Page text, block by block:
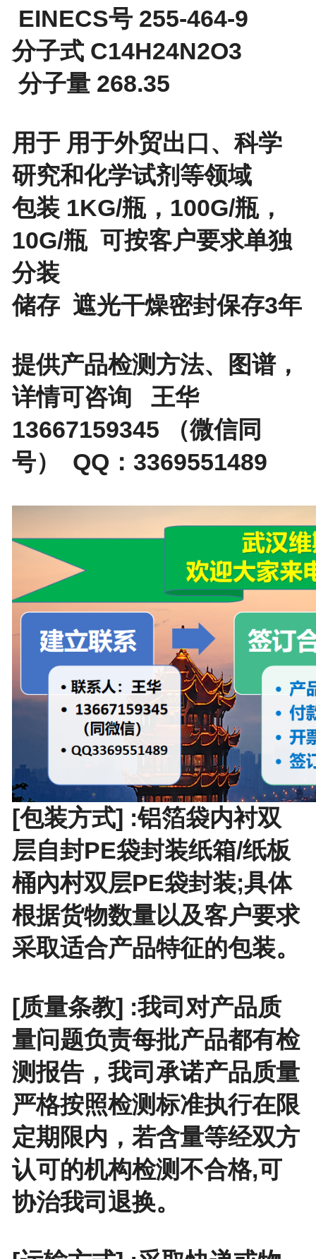
EINECS号 255-464-9
分子式 C14H24N2O3
分子量 268.35
用于 用于外贸出口、科学
研究和化学试剂等领域
包装 1KG/瓶，100G/瓶，
10G/瓶 可按客户要求单独
分装
储存 遮光干燥密封保存3年
提供产品检测方法、图谱，
详情可咨询 王华
13667159345 （微信同
号） QQ：3369551489
[包装方式] :铝箔袋内衬双
层自封PE袋封装纸箱/纸板
桶內村双层PE袋封装;具体
根据货物数量以及客户要求
采取适合产品特征的包装。
[质量条教] :我司对产品质
量问题负责每批产品都有检
测报告，我司承诺产品质量
严格按照检测标准执行在限
定期限内，若含量等经双方
认可的机构检测不合格,可
协治我司退换。